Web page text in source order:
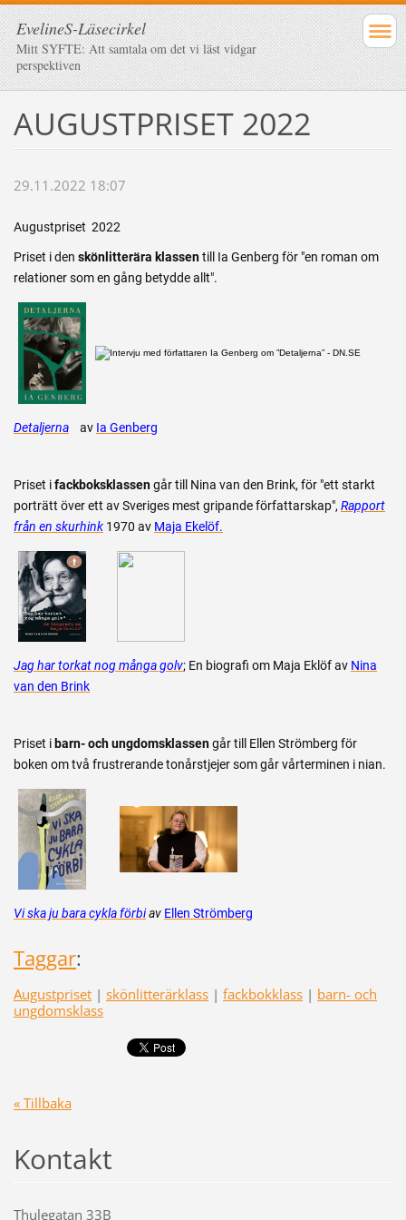
EvelineS-Läsecirkel
Mitt SYFTE: Att samtala om det vi läst vidgar
perspektiven
AUGUSTPRISET 2022
29.11.2022 18:07
Augustpriset 2022
Priset i den skönlitterära klassentill Ia Genberg för "en roman om
relationer som en gång betydde allt".
Detaljerna av Ia Genberg
Priset ifackboksklassengår till Nina van den Brink, för "ett starkt
porträtt över ett av Sveriges mest gripande författarskap", Rapport
från en skurhink1970 av Maja Ekelöf.
Jag har torkat nog många golv; En biografi om Maja Eklöfav Nina
van den Brink
Priset i barn- och ungdomsklassengår till Ellen Strömberg för
boken om två frustrerande tonårstjejer som går vårterminen i nian.
Vi ska ju bara cykla förbiav Ellen Strömberg
Taggar:
Augustpriset | skönlitterärklass | fackbokklass | barn- och
ungdomsklass
« Tillbaka
Kontakt
Thulegatan 33B